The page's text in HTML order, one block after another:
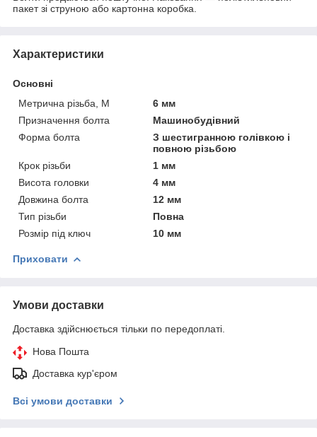
пакет зі струною або картонна коробка.
Характеристики
Основні
Метрична різьба, М
6 мм
Призначення болта
Машинобудівний
Форма болта
З шестигранною голівкою і
повною різьбою
Крок різьби
1 мм
Висота головки
4 мм
Довжина болта
12 мм
Тип різьби
Повна
Розмір під ключ
10 мм
Приховати
Умови доставки
Доставка здійснюється тільки по передоплаті.
Нова Пошта
Доставка кур'єром
Всі умови доставки